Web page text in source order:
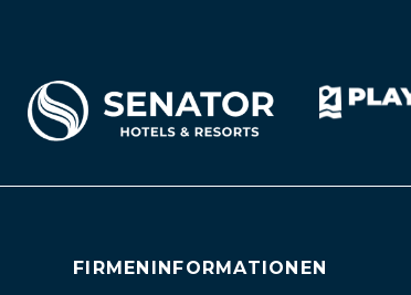
FIRMENINFORMATIONEN